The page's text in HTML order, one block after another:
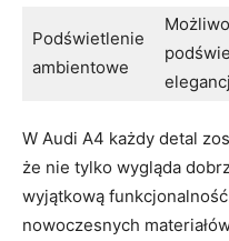
Podświetlenie
ambientowe
W Audi A4 każdy detal
że nie tylko wygląda
wyjątkową
nowoczesnych